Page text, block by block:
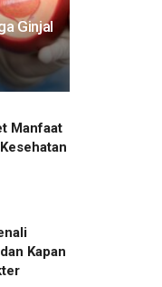
Ginjal
Manfaat
Kapan